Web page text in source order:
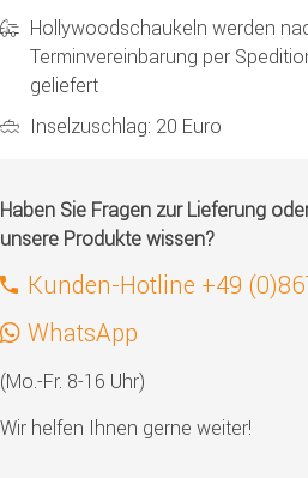
Hollywoodschaukeln werden
Terminvereinbarung per
geliefert
Inselzuschlag: 20 Euro
Haben Sie Fragen zur Lieferung
unsere Produkte wissen?
Kunden-Hotline +49
WhatsApp
(Mo.-Fr. 8-16 Uhr)
Wir helfen Ihnen gerne weiter!